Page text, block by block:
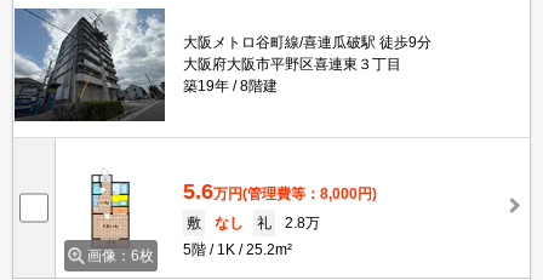
大阪メトロ谷町線/喜連瓜破駅 徒歩9分
大阪府大阪市平野区喜連東３丁目
築19年
8階建
画像：6枚
5.6万円(管理費等：8,000円)
敷
なし 礼
2.8万
5階
1K 25.2m²